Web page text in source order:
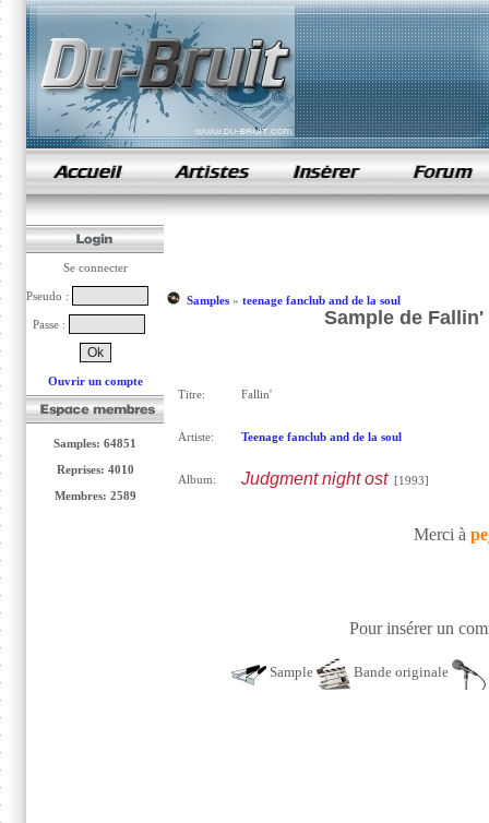
samples de rap
Se connecter
Pseudo :
Passe :
Ouvrir un compte
Samples: 64851
Reprises: 4010
Membres: 2589
Samples» teenage fanclub and de la soul
Sample de
Titre: Fallin'
Artiste: Teenage fanclub and de la soul
Album: Judgment night ost[1993]
Merci à
Pour insérer un
Sample Bande originale